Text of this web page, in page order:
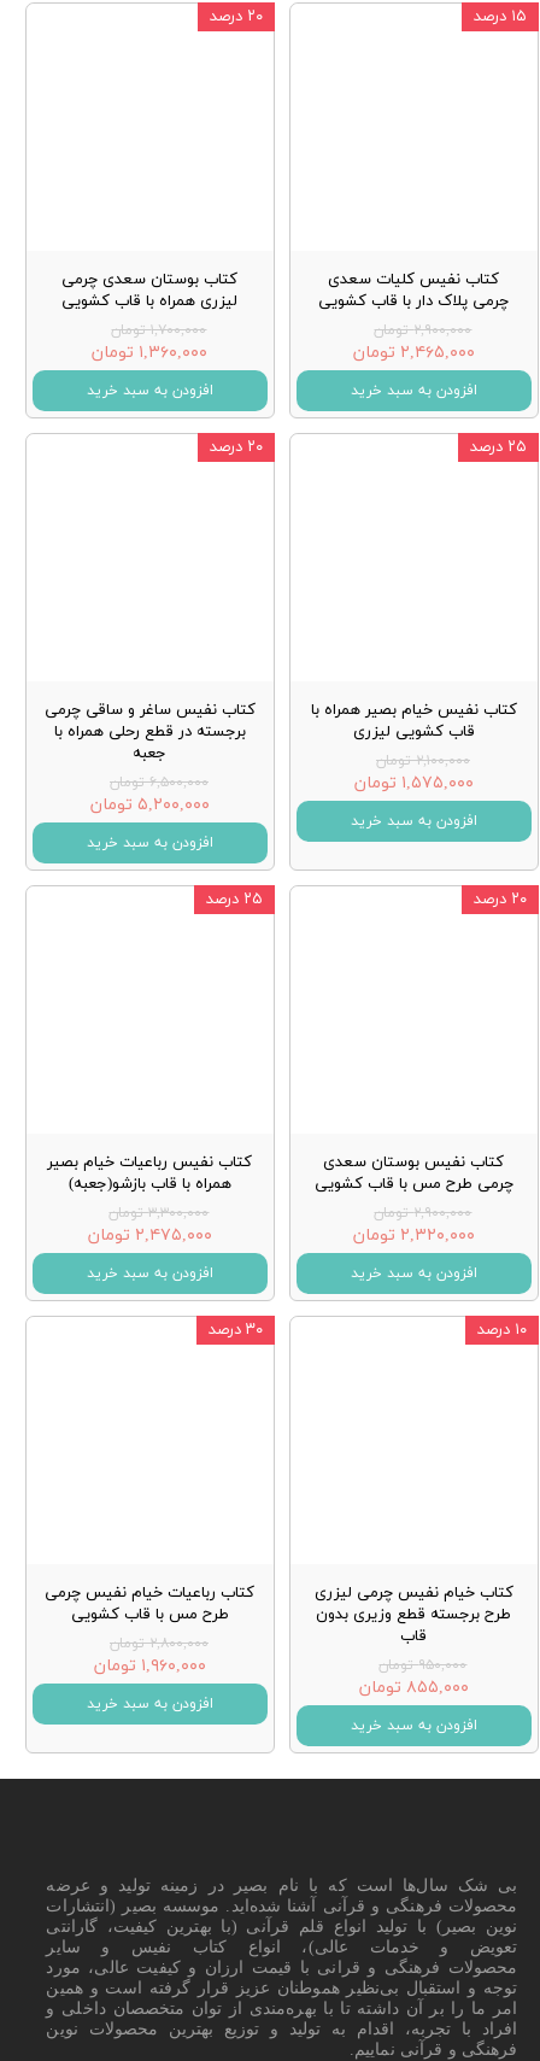
کتاب نفیس کلیات سعدی
چرمی پلاک دار با قاب کشویی
۲,۹۰۰,۰۰۰ تومان
۲,۴۶۵,۰۰۰ تومان
افزودن به سبد خرید
۱۵ درصد
کتاب بوستان سعدی چرمی
لیزری همراه با قاب کشویی
۱,۷۰۰,۰۰۰ تومان
۱,۳۶۰,۰۰۰ تومان
افزودن به سبد خرید
۲۰ درصد
کتاب نفیس خیام بصیر همراه با
قاب کشویی لیزری
۲,۱۰۰,۰۰۰ تومان
۱,۵۷۵,۰۰۰ تومان
افزودن به سبد خرید
۲۵ درصد
کتاب نفیس ساغر و ساقی چرمی
برجسته در قطع رحلی همراه با
جعبه
۶,۵۰۰,۰۰۰ تومان
۵,۲۰۰,۰۰۰ تومان
افزودن به سبد خرید
۲۰ درصد
کتاب نفیس بوستان سعدی
چرمی طرح مس با قاب کشویی
۲,۹۰۰,۰۰۰ تومان
۲,۳۲۰,۰۰۰ تومان
افزودن به سبد خرید
۲۰ درصد
کتاب نفیس رباعیات خیام بصیر
همراه با قاب بازشو(جعبه)
۳,۳۰۰,۰۰۰ تومان
۲,۴۷۵,۰۰۰ تومان
افزودن به سبد خرید
۲۵ درصد
کتاب خیام نفیس چرمی لیزری
طرح برجسته قطع وزیری بدون
قاب
۹۵۰,۰۰۰ تومان
۸۵۵,۰۰۰ تومان
افزودن به سبد خرید
۱۰ درصد
کتاب رباعیات خیام نفیس چرمی
طرح مس با قاب کشویی
۲,۸۰۰,۰۰۰ تومان
۱,۹۶۰,۰۰۰ تومان
افزودن به سبد خرید
۳۰ درصد
بی شک سال‌ها است که با نام بصیر در زمینه تولید و عرضه
محصولات فرهنگی و قرآنی آشنا شده‌اید. موسسه بصیر (انتشارات
نوین بصیر) با تولید انواع قلم قرآنی (با بهترین کیفیت، گارانتی
تعویض و خدمات عالی)، انواع کتاب نفیس و سایر
محصولات فرهنگی و قرانی با قیمت ارزان و کیفیت عالی، مورد
توجه و استقبال بی‌نظیر هموطنان عزیز قرار گرفته است و همین
امر ما را بر آن داشته تا با بهره‌مندی از توان متخصصان داخلی و
افراد با تجربه، اقدام به تولید و توزیع بهترین محصولات نوین
فرهنگی و قرآنی نماییم.